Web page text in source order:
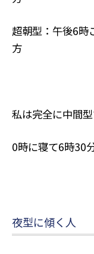
超朝型：午後6時
方
私は完全に中間型
0時に寝て6時30
夜型に傾く人